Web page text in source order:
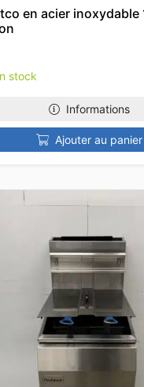
en acier inoxydable
stock
Informations
Ajouter au panier